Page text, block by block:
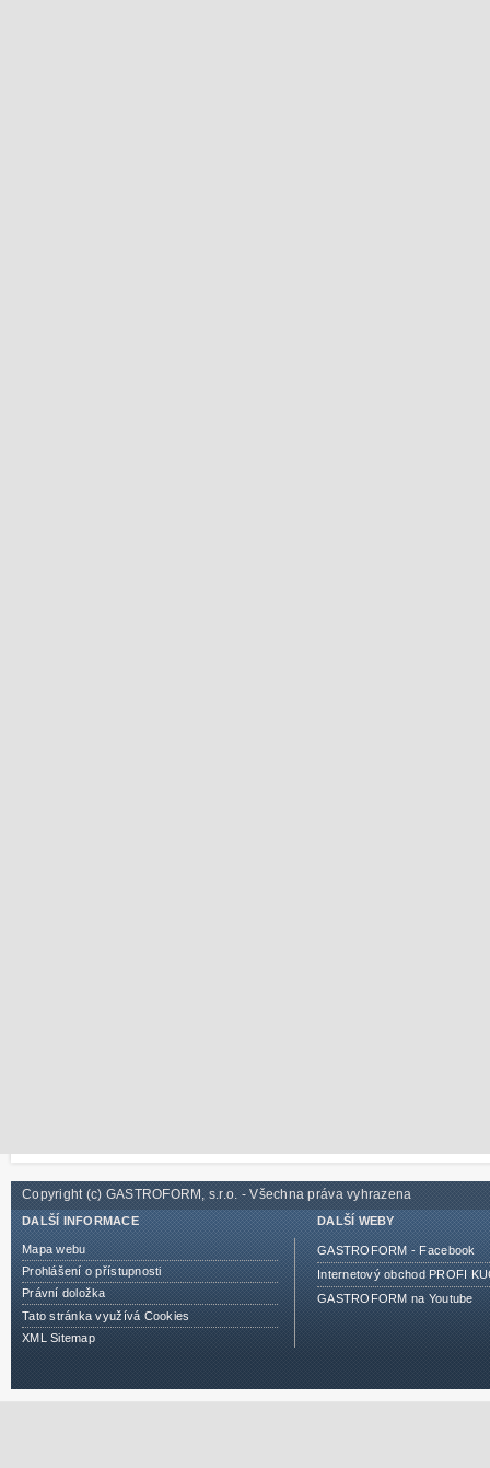
Copyright (c) GASTROFORM, s.r.o. - Všechna práva vyhrazena
DALŠÍ WEBY
GASTROFORM - Facebook
Internetový obchod PROFI
GASTROFORM na Youtube
DALŠÍ INFORMACE
Mapa webu
Prohlášení o přístupnosti
Právní doložka
Tato stránka využívá Cookies
XML Sitemap